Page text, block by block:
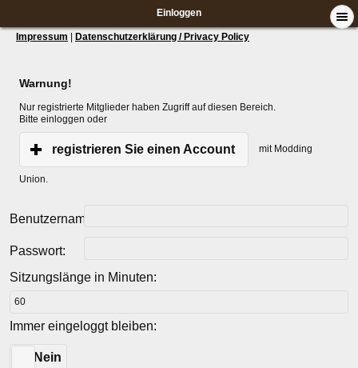
Einloggen
Impressum Datenschutzerklärung / Privacy Policy
Warnung!
Nur registrierte Mitglieder haben Zugriff auf diesen Bereich.
Bitte einloggen oder
registrieren Sie einen Account mit Modding
Union.
Benutzername:
Passwort:
Sitzungslänge in Minuten:
Immer eingeloggt bleiben:
Nein